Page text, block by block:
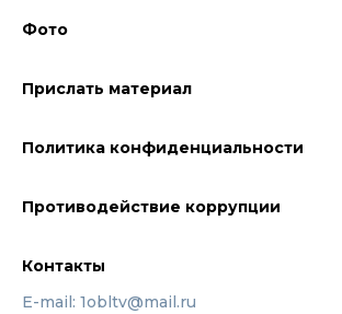
Фото
Прислать материал
Политика конфиденциальности
Противодействие коррупции
Контакты
E-mail: 1obltv@mail.ru